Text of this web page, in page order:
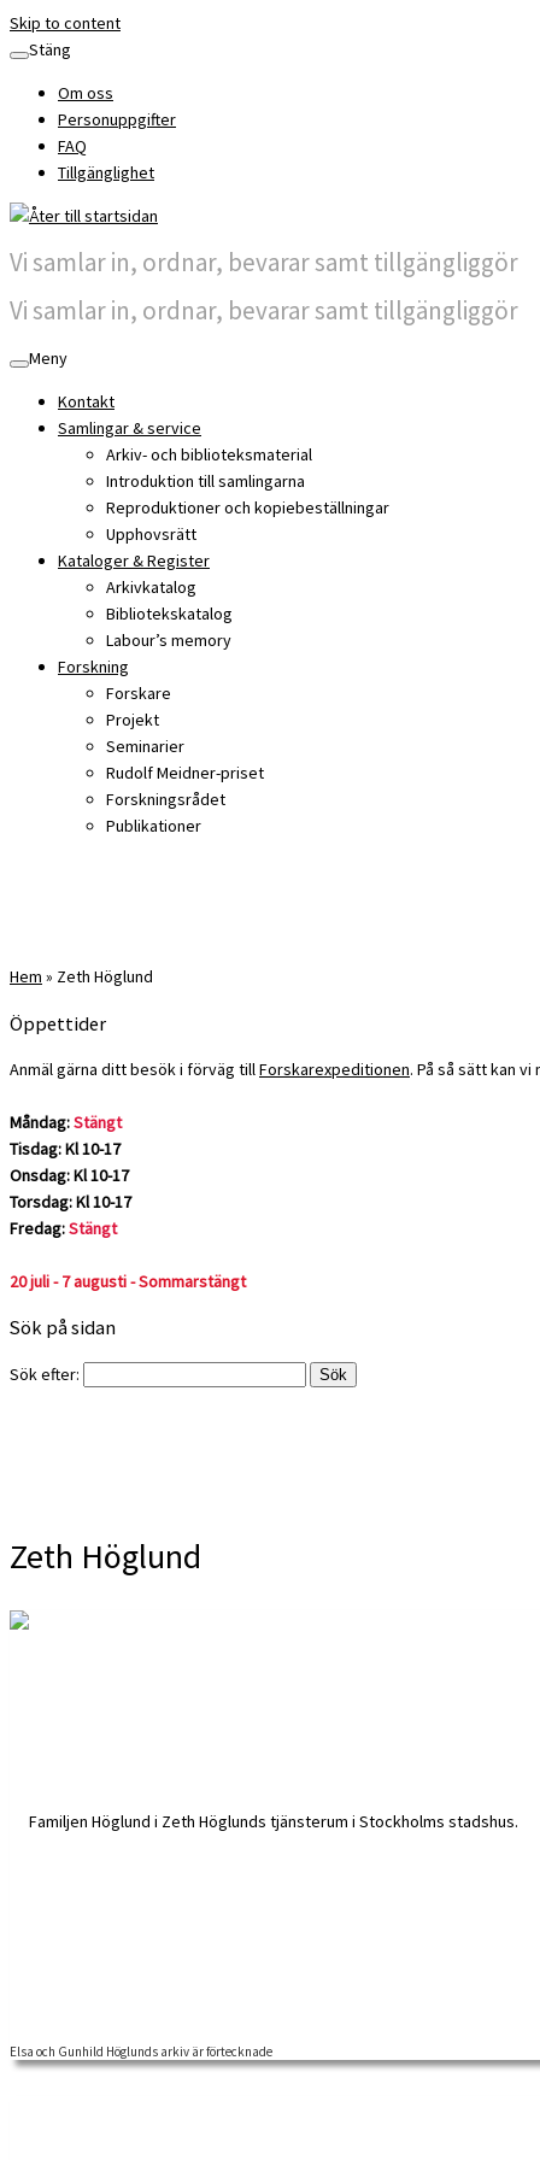
Skip to content
Stäng
Om oss
Personuppgifter
FAQ
Tillgänglighet
Vi samlar in, ordnar, bevarar samt tillgängliggör
Vi samlar in, ordnar, bevarar samt tillgängliggör
Meny
Kontakt
Samlingar & service
Arkiv- och biblioteksmaterial
Introduktion till samlingarna
Reproduktioner och kopiebeställningar
Upphovsrätt
Kataloger & Register
Arkivkatalog
Bibliotekskatalog
Labour’s memory
Forskning
Forskare
Projekt
Seminarier
Rudolf Meidner-priset
Forskningsrådet
Publikationer
Hem » Zeth Höglund
Öppettider
Anmäl gärna ditt besök i förväg tillForskarexpeditionen. På så sätt kan
Måndag:Stängt
Tisdag: Kl 10-17
Onsdag: Kl 10-17
Torsdag: Kl 10-17
Fredag:Stängt
20 juli - 7 augusti - Sommarstängt
Sök på sidan
Sök efter:
Zeth Höglund
Del 2/2 Elsa och Gunhild Höglunds arkiv har förtecknats färdigt under
Elsa och Gunhild Höglunds arkiv är förtecknade